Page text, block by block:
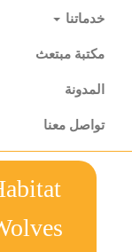
خدماتنا
مكتبة مبتعث
المدونة
تواصل معنا